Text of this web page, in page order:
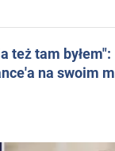
też tam
na swoim